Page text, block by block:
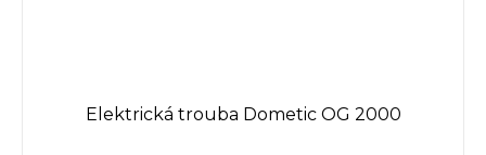
Elektrická trouba Dometic OG 2000